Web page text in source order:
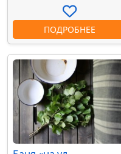
ПОДРОБНЕЕ